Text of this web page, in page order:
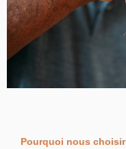
Pourquoi nous